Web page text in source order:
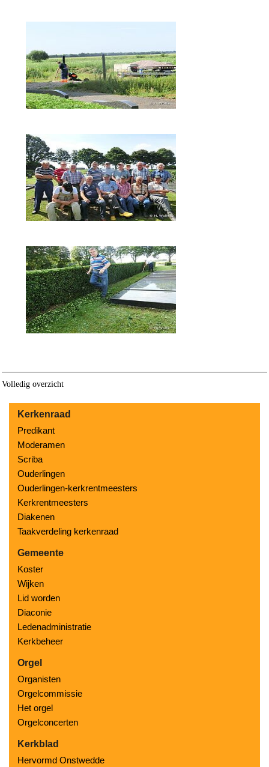
Volledig overzicht
Kerkenraad
Predikant
Moderamen
Scriba
Ouderlingen
Ouderlingen-kerkrentmeesters
Kerkrentmeesters
Diakenen
Taakverdeling kerkenraad
Gemeente
Koster
Wijken
Lid worden
Diaconie
Ledenadministratie
Kerkbeheer
Orgel
Organisten
Orgelcommissie
Het orgel
Orgelconcerten
Kerkblad
Hervormd Onstwedde